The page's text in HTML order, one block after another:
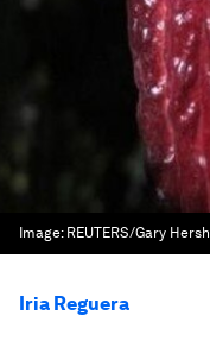
Image: REUTERS/Gary
Iria Reguera